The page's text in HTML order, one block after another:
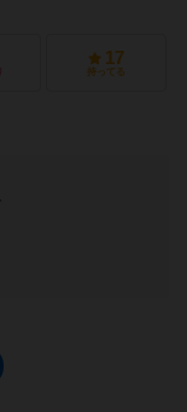
17
持ってる